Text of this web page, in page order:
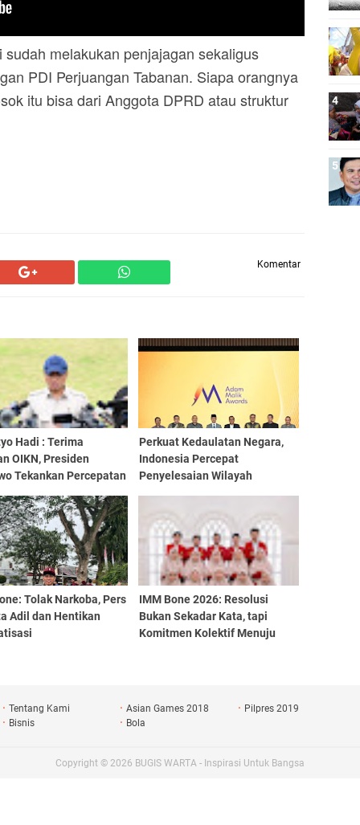
melakukan penjajagan sekaligus
PDI Perjuangan Tabanan. Siapa orangnya
itu bisa dari Anggota DPRD atau struktur
Komentar
Hadi : Terima
OIKN, Presiden
Tekankan Percepatan
Perkuat Kedaulatan Negara,
Indonesia Percepat
Penyelesaian Wilayah
Tolak Narkoba, Pers
Adil dan Hentikan
IMM Bone 2026: Resolusi
Bukan Sekadar Kata, tapi
Komitmen Kolektif Menuju
Tentang Kami Asian Games 2018
Pilpres 2019
Bisnis
Bola
Copyright © 2026 BUGIS WARTA - Inspirasi Untuk Bangsa